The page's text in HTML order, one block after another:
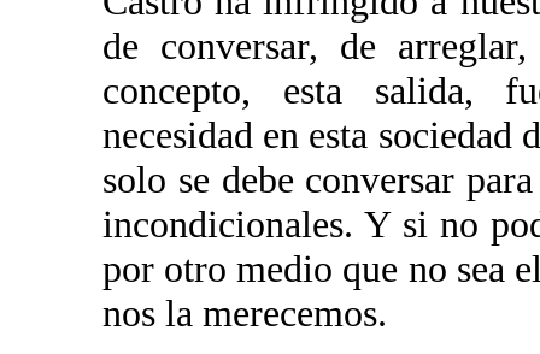
de conversar, de
concepto, esta salida,
necesidad en esta
solo se debe conversar
incondicionales. Y si no
por otro medio que no sea
nos la merecemos.